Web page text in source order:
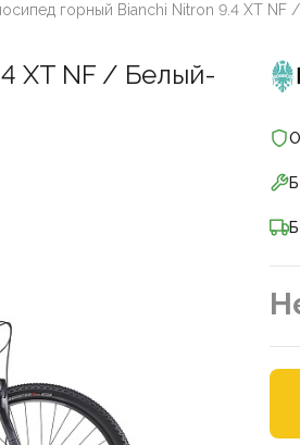
горный Bianchi Nitron 9.4 XT NF
XT NF / Белый-